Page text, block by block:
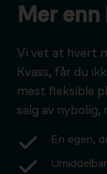
Mer enn
Vi vet at hvert
Kvass, får du
mest fleksible
salg av nybolig,
En egen,